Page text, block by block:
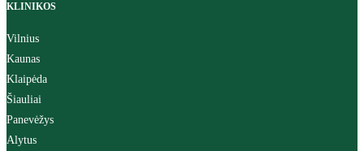
KLINIKOS
Vilnius
Kaunas
Klaipėda
Šiauliai
Panevėžys
Alytus